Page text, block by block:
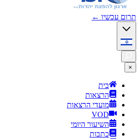
תרום עכשיו ←
×
בית
הרצאות
מועדי הרצאות
VOD
השיעור היומי
כתבות